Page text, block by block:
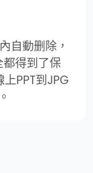
自動删除，
得到了保
PPT到JPG